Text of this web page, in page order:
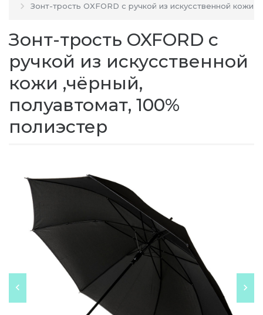
Зонт-трость OXFORD с ручкой из искусственной кожи
Зонт-трость OXFORD с
ручкой из искусственной
кожи ,чёрный,
полуавтомат, 100%
полиэстер